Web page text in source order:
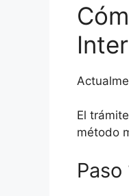
El
método